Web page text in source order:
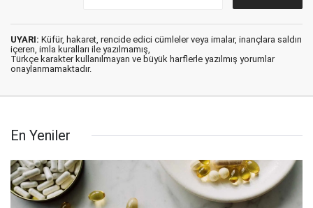
UYARI: Küfür, hakaret, rencide edici cümleler veya imalar, inançlara saldırı
içeren, imla kuralları ile yazılmamış,
Türkçe karakter kullanılmayan ve büyük harflerle yazılmış yorumlar
onaylanmamaktadır.
En Yeniler